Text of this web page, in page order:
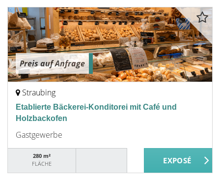
Preis auf Anfrage
Straubing
Etablierte Bäckerei-Konditorei mit Café und
Holzbackofen
Gastgewerbe
280 m²
FLÄCHE